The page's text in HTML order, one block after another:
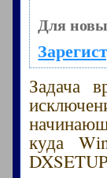
Для
Задача
куда